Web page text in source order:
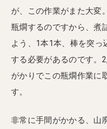
が、この作業がまた大変
瓶燗するのですから、煮
よう、1本1本、棒を突っ
する必要があるのです。
がかりでこの瓶燗作業に
す。
非常に手間がかかる、山